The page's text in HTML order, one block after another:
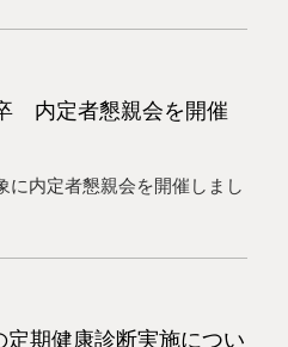
内定者懇親会を開催
に内定者懇親会を開催しまし
定期健康診断実施につい